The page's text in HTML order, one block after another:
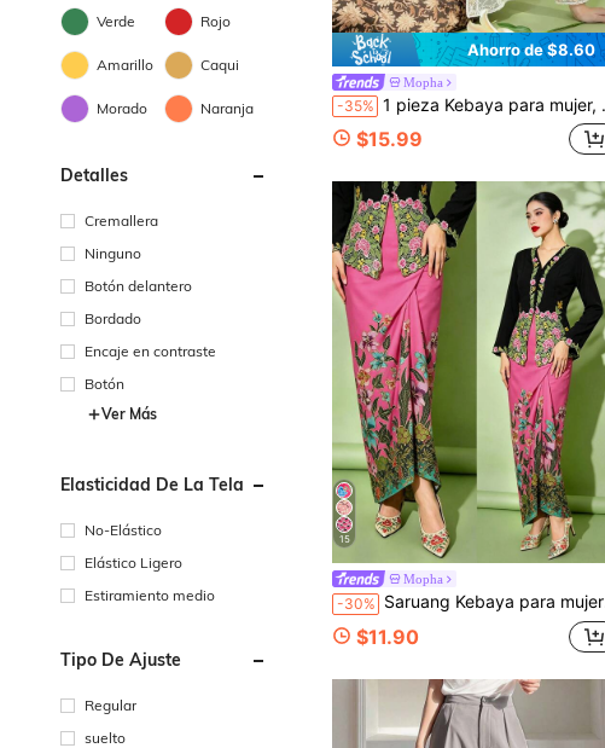
Verde Rojo
Amarillo Caqui
Morado Naranja
Detalles
Cremallera
Ninguno
Botón delantero
Bordado
Encaje en contraste
Botón
Ver Más
Elasticidad De La Tela
No-Elástico
Elástico Ligero
Estiramiento medio
Tipo De Ajuste
Regular
suelto
Ahorro de $8.60
Mopha
-35% 1 pieza Kebaya para mujer, blusa de cárdigan de manga larga elegante, cárdigan de manga larga verde
$15.99
15
Mopha
-30% Saruang Kebaya para mujeres, Nyonya Kebaya 1 pieza falda elegante con estampado floral, primavera/verano (la parte superior no está incluida)
$11.90